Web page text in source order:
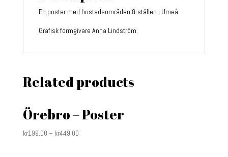
En poster med bostadsområden & ställen i Umeå.
Grafisk formgivare Anna Lindström.
Related products
Örebro – Poster
kr199.00 – kr449.00